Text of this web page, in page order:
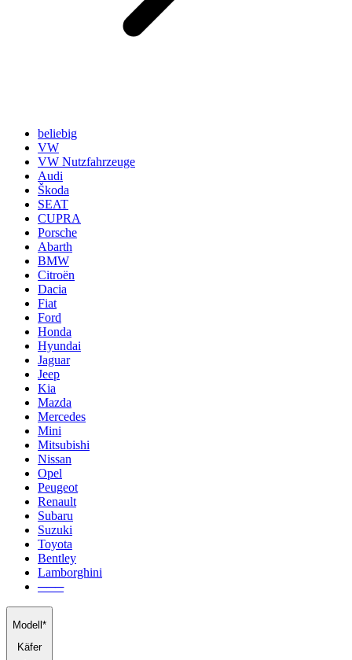
beliebig
VW
VW Nutzfahrzeuge
Audi
Škoda
SEAT
CUPRA
Porsche
Abarth
BMW
Citroën
Dacia
Fiat
Ford
Honda
Hyundai
Jaguar
Jeep
Kia
Mazda
Mercedes
Mini
Mitsubishi
Nissan
Opel
Peugeot
Renault
Subaru
Suzuki
Toyota
Bentley
Lamborghini
───
Modell*
Käfer